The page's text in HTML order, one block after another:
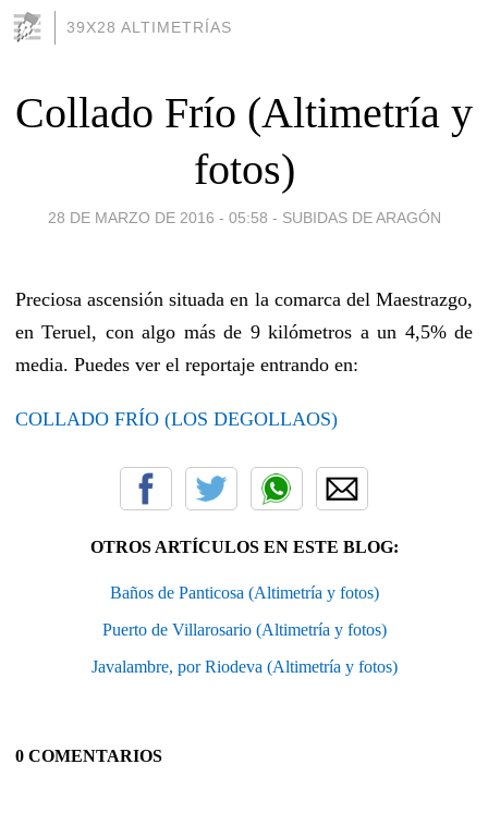
39X28 ALTIMETRÍAS
Collado Frío (Altimetría y
fotos)
28 DE MARZO DE 2016 - 05:58 - SUBIDAS DE ARAGÓN
Preciosa ascensión situada en la comarca del Maestrazgo,
en Teruel, con algo más de 9 kilómetros a un 4,5% de
media. Puedes ver el reportaje entrando en:
COLLADO FRÍO (LOS DEGOLLAOS)
OTROS ARTÍCULOS EN ESTE BLOG:
Baños de Panticosa (Altimetría y fotos)
Puerto de Villarosario (Altimetría y fotos)
Javalambre, por Riodeva (Altimetría y fotos)
0 COMENTARIOS